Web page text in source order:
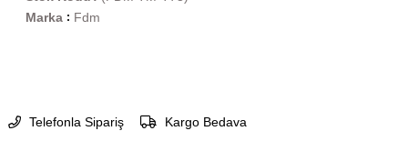
Marka : Fdm
Telefonla Sipariş Kargo Bedava